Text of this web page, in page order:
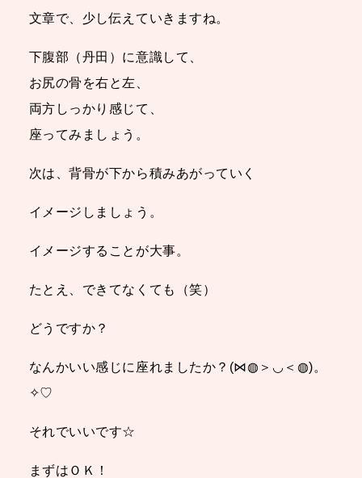
文章で、少し伝えていきますね。
下腹部（丹田）に意識して、
お尻の骨を右と左、
両方しっかり感じて、
座ってみましょう。
次は、背骨が下から積みあがっていく
イメージしましょう。
イメージすることが大事。
たとえ、できてなくても（笑）
どうですか？
なんかいい感じに座れましたか？(⋈◍＞◡＜◍)。
✧♡
それでいいです☆
まずはＯＫ！